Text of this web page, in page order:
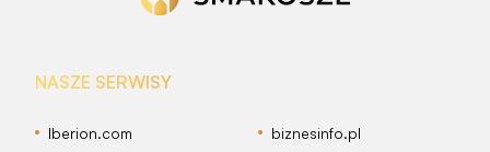
NASZE SERWISY
Iberion.com
biznesinfo.pl